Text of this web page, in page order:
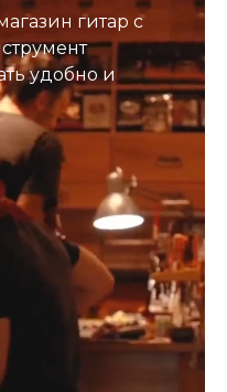
гитар с
удобно и